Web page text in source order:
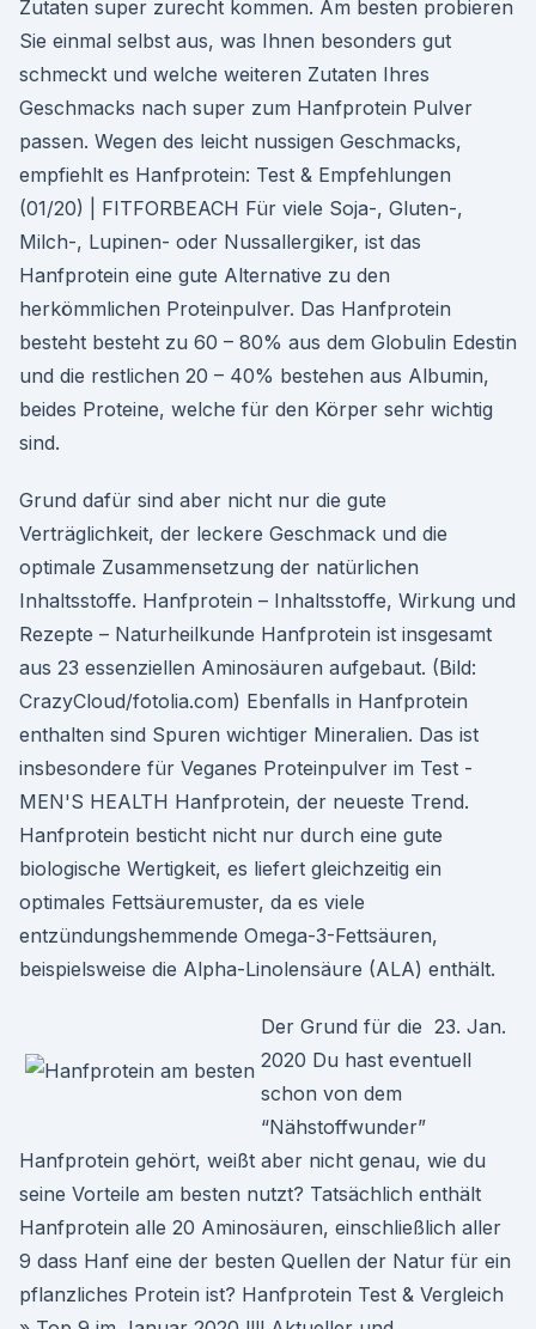
Zutaten super zurecht kommen. Am besten probieren
Sie einmal selbst aus, was Ihnen besonders gut
schmeckt und welche weiteren Zutaten Ihres
Geschmacks nach super zum Hanfprotein Pulver
passen. Wegen des leicht nussigen Geschmacks,
empfiehlt es Hanfprotein: Test & Empfehlungen
(01/20) | FITFORBEACH Für viele Soja-, Gluten-,
Milch-, Lupinen- oder Nussallergiker, ist das
Hanfprotein eine gute Alternative zu den
herkömmlichen Proteinpulver. Das Hanfprotein
besteht besteht zu 60 – 80% aus dem Globulin Edestin
und die restlichen 20 – 40% bestehen aus Albumin,
beides Proteine, welche für den Körper sehr wichtig
sind.
Grund dafür sind aber nicht nur die gute
Verträglichkeit, der leckere Geschmack und die
optimale Zusammensetzung der natürlichen
Inhaltsstoffe. Hanfprotein – Inhaltsstoffe, Wirkung und
Rezepte – Naturheilkunde Hanfprotein ist insgesamt
aus 23 essenziellen Aminosäuren aufgebaut. (Bild:
CrazyCloud/fotolia.com) Ebenfalls in Hanfprotein
enthalten sind Spuren wichtiger Mineralien. Das ist
insbesondere für Veganes Proteinpulver im Test -
MEN'S HEALTH Hanfprotein, der neueste Trend.
Hanfprotein besticht nicht nur durch eine gute
biologische Wertigkeit, es liefert gleichzeitig ein
optimales Fettsäuremuster, da es viele
entzündungshemmende Omega-3-Fettsäuren,
beispielsweise die Alpha-Linolensäure (ALA) enthält.
Der Grund für die 23. Jan.
2020 Du hast eventuell
schon von dem
“Nähstoffwunder”
Hanfprotein gehört, weißt aber nicht genau, wie du
seine Vorteile am besten nutzt? Tatsächlich enthält
Hanfprotein alle 20 Aminosäuren, einschließlich aller
9 dass Hanf eine der besten Quellen der Natur für ein
pflanzliches Protein ist? Hanfprotein Test & Vergleich